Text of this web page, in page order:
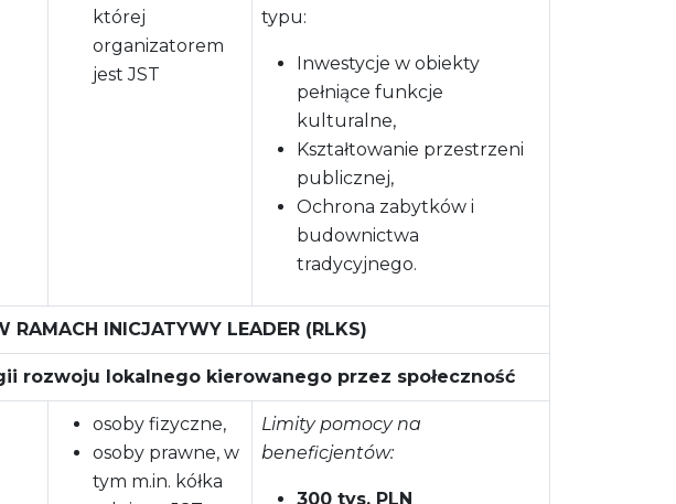
której
organizatorem
jest JST
typu:
Inwestycje w obiekty
pełniące funkcje
kulturalne,
Kształtowanie przestrzeni
publicznej,
Ochrona zabytków i
budownictwa
tradycyjnego.
RAMACH INICJATYWY LEADER (RLKS)
rozwoju lokalnego kierowanego przez społeczność
osoby fizyczne,
osoby prawne, w
tym m.in. kółka
Limity pomocy na
beneficjentów:
300 tys. PLN